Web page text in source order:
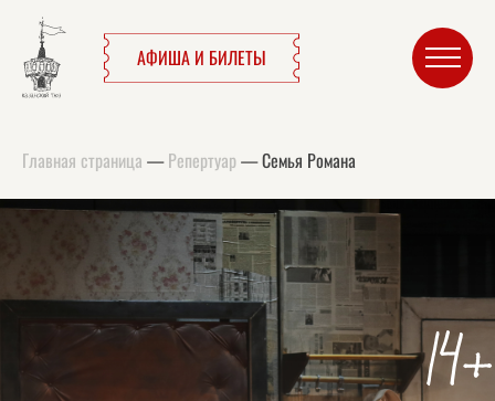
АФИША И БИЛЕТЫ
Главная страница —Репертуар—Семья Романа
14+